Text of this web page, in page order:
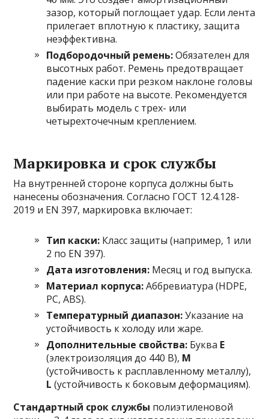
зазор, который поглощает удар. Если лента
прилегает вплотную к пластику, защита
неэффективна.
Подбородочный ремень:Обязателен для
высотных работ. Ремень предотвращает
падение каски при резком наклоне головы
или при работе на высоте. Рекомендуется
выбирать модель с трех- или
четырехточечным креплением.
Маркировка и срок службы
На внутренней стороне корпуса должны быть
нанесены обозначения. Согласно ГОСТ 12.4.128-
2019 и EN 397, маркировка включает:
Тип каски: Класс защиты (например, 1 или
2 по EN 397).
Дата изготовления: Месяц и год выпуска.
Материал корпуса:Аббревиатура (HDPE,
PC, ABS).
Температурный диапазон:Указание на
устойчивость к холоду или жаре.
Дополнительные свойства: Буква E
(электроизоляция до 440 В), M
(устойчивость к расплавленному металлу),
L (устойчивость к боковым деформациям).
Стандартный срок службы полиэтиленовой